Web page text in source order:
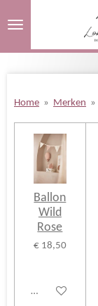
direct
Home » Merken »
Ballon
Wild
Rose
€ 18,50
Bekijk details